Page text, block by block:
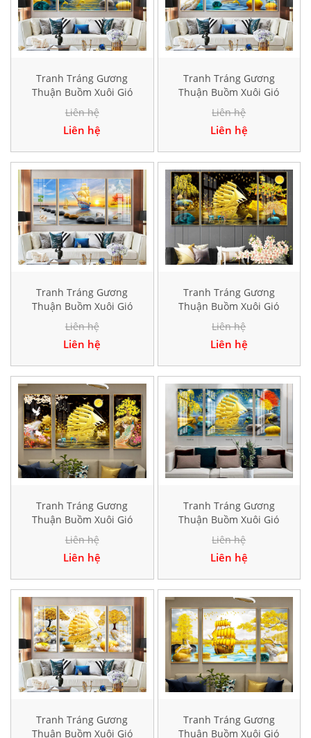
Tranh Tráng Gương
Thuận Buồm Xuôi Gió
Hiện Đại HD40384
Liên hệ
Liên hệ
Tranh Tráng Gương
Thuận Buồm Xuôi Gió
Hiện Đại HD41520
Liên hệ
Liên hệ
Tranh Tráng Gương
Thuận Buồm Xuôi Gió
Hiện Đại TK897
Liên hệ
Liên hệ
Tranh Tráng Gương
Thuận Buồm Xuôi Gió
Hiện Đại TK102
Liên hệ
Liên hệ
Tranh Tráng Gương
Thuận Buồm Xuôi Gió
Hiện Đại TK166
Liên hệ
Liên hệ
Tranh Tráng Gương
Thuận Buồm Xuôi Gió
Hiện Đại TK194
Liên hệ
Liên hệ
Tranh Tráng Gương
Thuận Buồm Xuôi Gió
Tranh Tráng Gương
Thuận Buồm Xuôi Gió